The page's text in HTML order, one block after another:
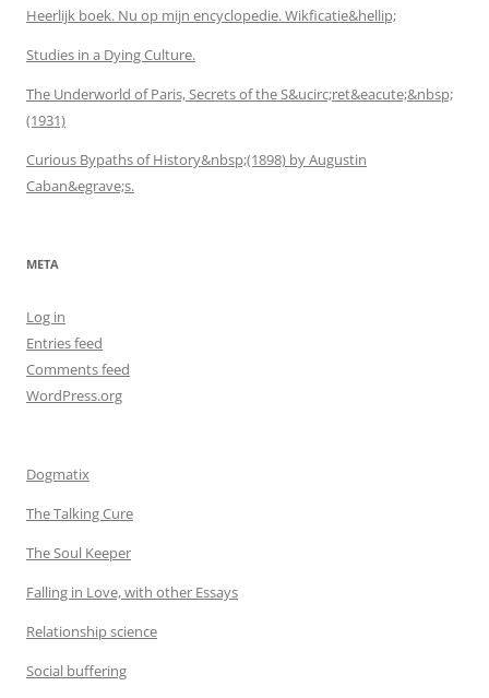
Heerlijk boek. Nu op mijn encyclopedie. Wikficatie&hellip;
Studies in a Dying Culture.
The Underworld of Paris, Secrets of the S&ucirc;ret&eacute;&nbsp;
(1931)
Curious Bypaths of History&nbsp;(1898) by Augustin
Caban&egrave;s.
META
Log in
Entries feed
Comments feed
WordPress.org
Dogmatix
The Talking Cure
The Soul Keeper
Falling in Love, with other Essays
Relationship science
Social buffering